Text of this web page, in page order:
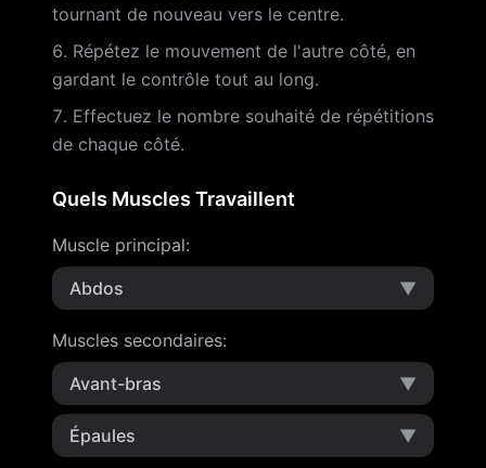
tournant de nouveau vers le centre.
Répétez le mouvement de l'autre côté, en
gardant le contrôle tout au long.
Effectuez le nombre souhaité de répétitions
de chaque côté.
Quels Muscles Travaillent
Muscle principal:
Abdos
▼
Muscles secondaires:
Avant-bras
▼
Épaules ▼